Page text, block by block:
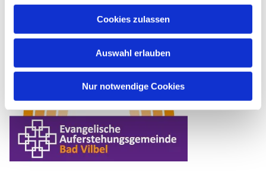
Cookies zulassen
Auswahl erlauben
Nur notwendige Cookies